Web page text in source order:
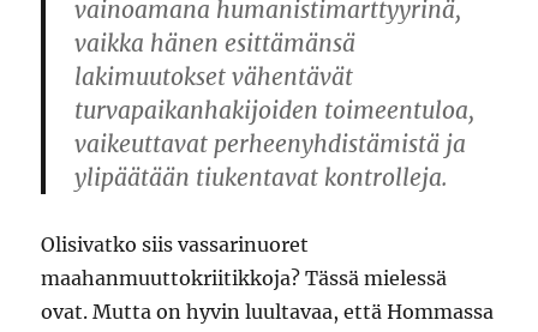
vainoamana humanistimarttyyrinä,
vaikka hänen esittämänsä
lakimuutokset vähentävät
turvapaikanhakijoiden toimeentuloa,
vaikeuttavat perheenyhdistämistä ja
ylipäätään tiukentavat kontrolleja.
Olisivatko siis vassarinuoret
maahanmuuttokriitikkoja? Tässä mielessä
ovat. Mutta on hyvin luultavaa, että Hommassa